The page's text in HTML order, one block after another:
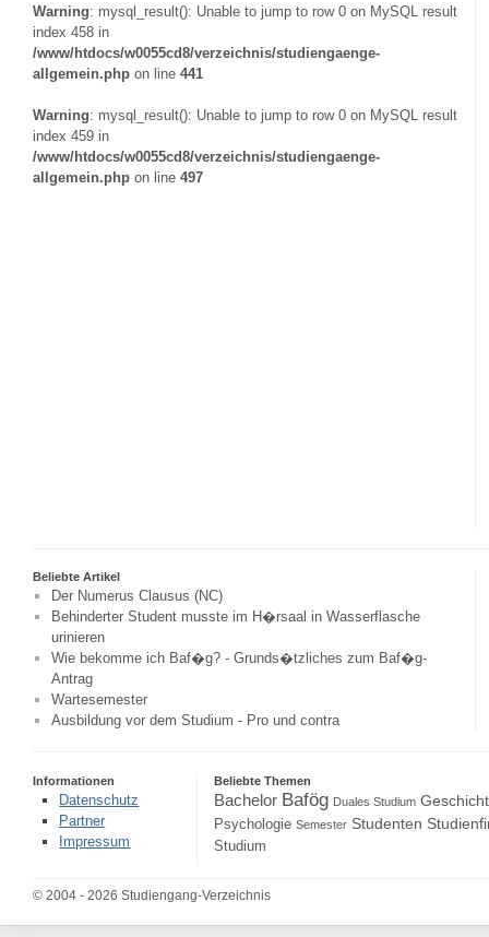
Warning: mysql_result(): Unable to jump to row 0 on MySQL result
index 458 in
/www/htdocs/w0055cd8/verzeichnis/studiengaenge-
allgemein.php on line 441
Warning: mysql_result(): Unable to jump to row 0 on MySQL result
index 459 in
/www/htdocs/w0055cd8/verzeichnis/studiengaenge-
allgemein.php on line 497
Beliebte Artikel
Der Numerus Clausus (NC)
Behinderter Student musste im H�rsaal in Wasserflasche
urinieren
Wie bekomme ich Baf�g? - Grunds�tzliches zum Baf�g-
Antrag
Wartesemester
Ausbildung vor dem Studium - Pro und contra
Informationen
Datenschutz
Partner
Impressum
Beliebte Themen
Bachelor Bafög Duales Studium
Psychologie Semester Studenten
Studium
© 2004 - 2026 Studiengang-Verzeichnis